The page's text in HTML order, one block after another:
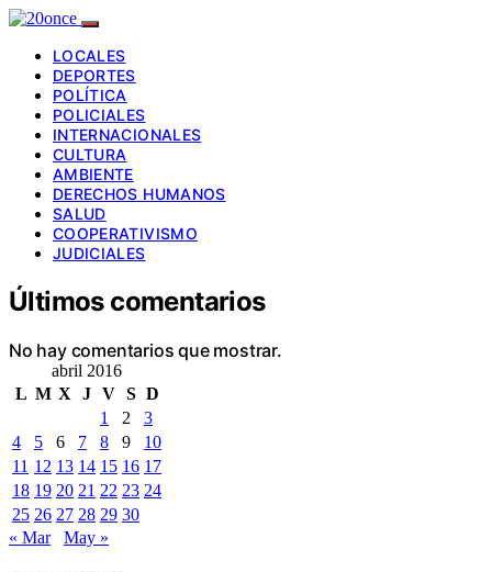
LOCALES
DEPORTES
POLÍTICA
POLICIALES
INTERNACIONALES
CULTURA
AMBIENTE
DERECHOS HUMANOS
SALUD
COOPERATIVISMO
JUDICIALES
Últimos comentarios
No hay comentarios que mostrar.
abril 2016
L M X J V S D
1
2
3
4
5 6 7 8 9
10
11 12 13 14 15 16 17
18 19 20 21 22 23 24
25 26 27 28 29 30
« Mar
May »